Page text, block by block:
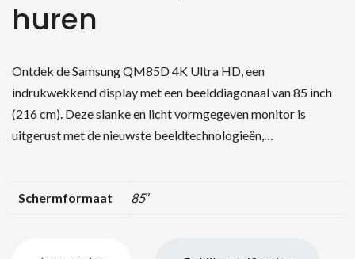
huren
Ontdek de Samsung QM85D 4K Ultra HD, een
indrukwekkend display met een beelddiagonaal van 85 inch
(216 cm). Deze slanke en licht vormgegeven monitor is
uitgerust met de nieuwste beeldtechnologieën,…
Schermformaat 85″